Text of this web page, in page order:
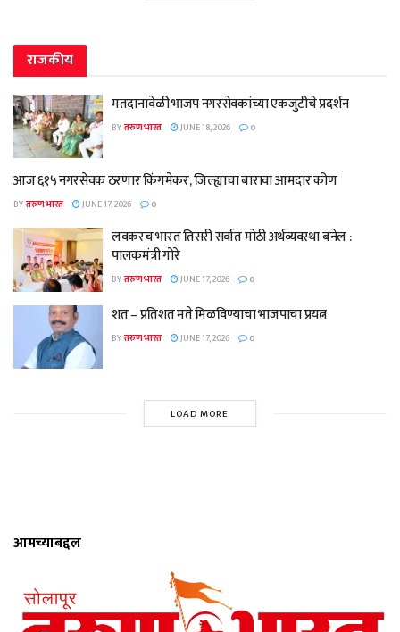
राजकीय
मतदानावेळी भाजप नगरसेवकांच्या एकजुटीचे प्रदर्शन
BYतरुण भारत JUNE 18, 2026 0
आज ६१५ नगरसेवक ठरणार किंगमेकर, जिल्ह्याचा बारावा आमदार कोण
BYतरुण भारत JUNE 17, 2026 0
लवकरच भारत तिसरी सर्वात मोठी अर्थव्यवस्था बनेल :
पालकमंत्री गोरे
BYतरुण भारत JUNE 17, 2026 0
शत – प्रतिशत मते मिळविण्याचा भाजपाचा प्रयत्न
BYतरुण भारत JUNE 17, 2026 0
LOAD MORE
आमच्याबद्दल